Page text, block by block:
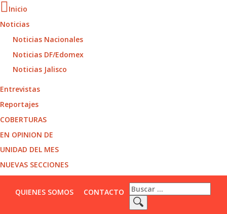
Inicio
Noticias
Noticias Nacionales
Noticias DF/Edomex
Noticias Jalisco
Entrevistas
Reportajes
COBERTURAS
EN OPINION DE
UNIDAD DEL MES
NUEVAS SECCIONES
QUIENES SOMOS CONTACTO